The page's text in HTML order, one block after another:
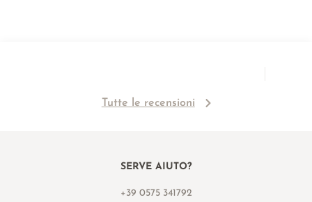
Tutte le recensioni
SERVE AIUTO?
+39 0575 341792